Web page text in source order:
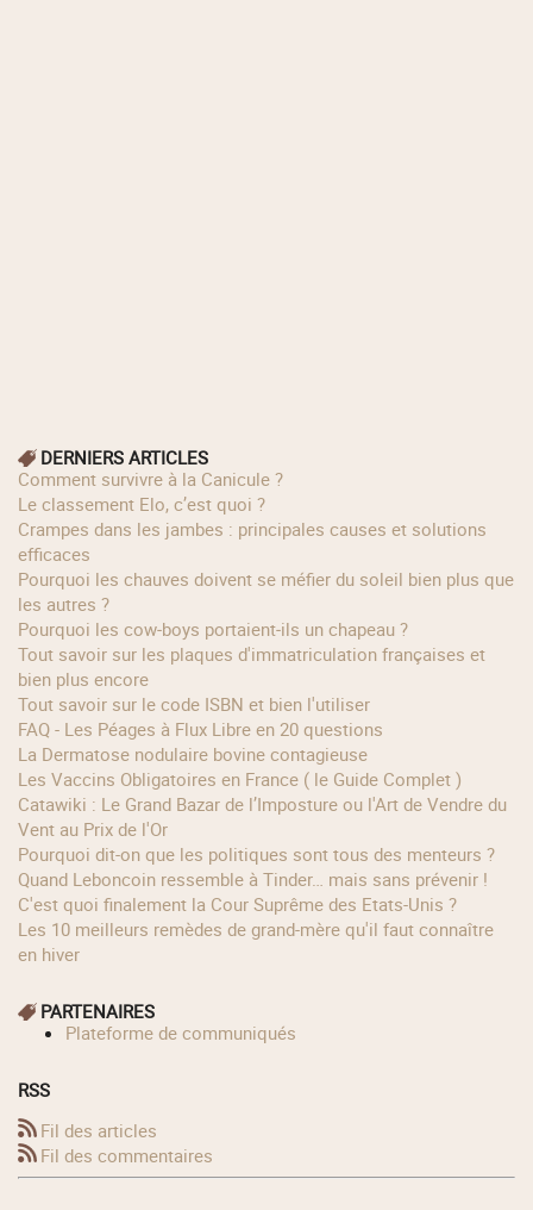
DERNIERS ARTICLES
Comment survivre à la Canicule ?
Le classement Elo, c’est quoi ?
Crampes dans les jambes : principales causes et solutions
efficaces
Pourquoi les chauves doivent se méfier du soleil bien plus que
les autres ?
Pourquoi les cow‑boys portaient‑ils un chapeau ?
Tout savoir sur les plaques d'immatriculation françaises et
bien plus encore
Tout savoir sur le code ISBN et bien l'utiliser
FAQ - Les Péages à Flux Libre en 20 questions
La Dermatose nodulaire bovine contagieuse
Les Vaccins Obligatoires en France ( le Guide Complet )
Catawiki : Le Grand Bazar de l’Imposture ou l'Art de Vendre du
Vent au Prix de l'Or
Pourquoi dit-on que les politiques sont tous des menteurs ?
Quand Leboncoin ressemble à Tinder… mais sans prévenir !
C'est quoi finalement la Cour Suprême des Etats-Unis ?
Les 10 meilleurs remèdes de grand-mère qu'il faut connaître
en hiver
PARTENAIRES
Plateforme de communiqués
RSS
Fil des articles
Fil des commentaires